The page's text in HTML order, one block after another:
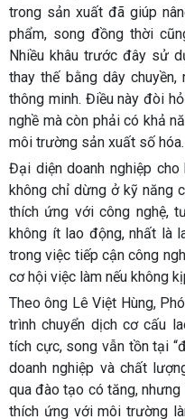
trong sản xuất đã giúp
phẩm, song đồng thời
Nhiều khâu trước đây sử
thay thế bằng dây
thông minh. Điều này đòi
nghề mà còn phải có khả
môi trường sản xuất số hóa.
Đại diện doanh nghiệp
không chỉ dừng ở kỹ năng
thích ứng với công nghệ,
không ít lao động, nhất là
trong việc tiếp cận công
cơ hội việc làm nếu không
Theo ông Lê Việt Hùng,
trình chuyển dịch cơ cấu
tích cực, song vẫn tồn tại
doanh nghiệp và chất
qua đào tạo có tăng,
thích ứng với môi trường